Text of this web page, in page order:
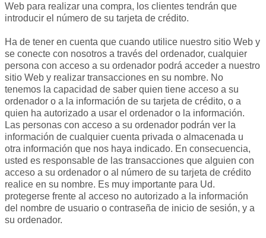
Web para realizar una compra, los clientes tendrán que
introducir el número de su tarjeta de crédito.
Ha de tener en cuenta que cuando utilice nuestro sitio Web y
se conecte con nosotros a través del ordenador, cualquier
persona con acceso a su ordenador podrá acceder a nuestro
sitio Web y realizar transacciones en su nombre. No
tenemos la capacidad de saber quien tiene acceso a su
ordenador o a la información de su tarjeta de crédito, o a
quien ha autorizado a usar el ordenador o la información.
Las personas con acceso a su ordenador podrán ver la
información de cualquier cuenta privada o almacenada u
otra información que nos haya indicado. En consecuencia,
usted es responsable de las transacciones que alguien con
acceso a su ordenador o al número de su tarjeta de crédito
realice en su nombre. Es muy importante para Ud.
protegerse frente al acceso no autorizado a la información
del nombre de usuario o contraseña de inicio de sesión, y a
su ordenador.